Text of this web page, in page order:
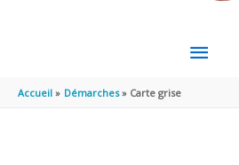
MENU
Accueil Démarches Carte grise